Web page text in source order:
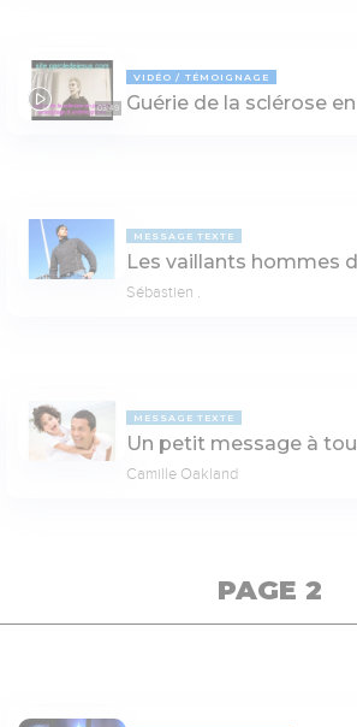
03:49
VIDÉO TÉMOIGNAGE
Guérie de la sclérose
MESSAGE TEXTE
Les vaillants hommes
Sébastien .
MESSAGE TEXTE
Un petit message à
Camille Oakland
PAGE 2